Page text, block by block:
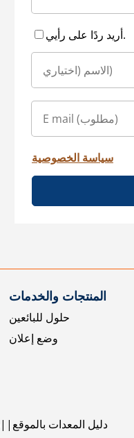
أريد ردًا على رأيي.
سياسة الخصوصية
المنتجات والخدمات
حلول للبائعين
وضع إعلان
دليل المعدات بالموقع